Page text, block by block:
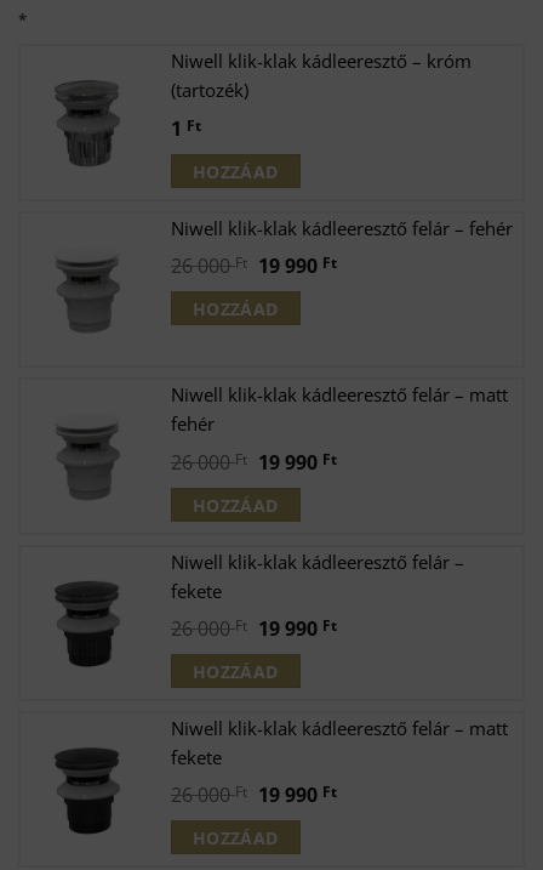
*
Niwell klik-klak kádleeresztő – króm
(tartozék)
1 Ft
HOZZÁAD
Niwell klik-klak kádleeresztő felár – fehér
26 000Ft Original
price
was:
000 Ft.
19 990 FtCurrent
990 Ft.
HOZZÁAD
Niwell klik-klak kádleeresztő felár – matt
fehér
26 000Ft Original
price
was:
26
19 990 FtCurrent
19
HOZZÁAD
Niwell klik-klak kádleeresztő felár –
fekete
26 000Ft Original
price
was:
26
19 990 FtCurrent
19
HOZZÁAD
Niwell klik-klak kádleeresztő felár – matt
fekete
26 000Ft Original
price
was:
19 990 FtCurrent
HOZZÁAD